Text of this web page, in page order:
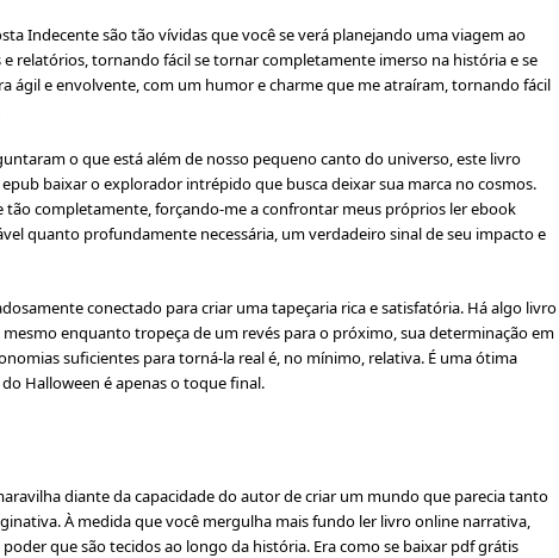
Indecente são tão vívidas que você se verá planejando uma viagem ao
relatórios, tornando fácil se tornar completamente imerso na história e se
ágil e envolvente, com um humor e charme que me atraíram, tornando fácil
o que está além de nosso pequeno canto do universo, este livro
baixar o explorador intrépido que busca deixar sua marca no cosmos.
completamente, forçando-me a confrontar meus próprios ler ebook
quanto profundamente necessária, um verdadeiro sinal de seu impacto e
conectado para criar uma tapeçaria rica e satisfatória. Há algo livro
enquanto tropeça de um revés para o próximo, sua determinação em
suficientes para torná-la real é, no mínimo, relativa. É uma ótima
Halloween é apenas o toque final.
diante da capacidade do autor de criar um mundo que parecia tanto
À medida que você mergulha mais fundo ler livro online narrativa,
que são tecidos ao longo da história. Era como se baixar pdf grátis